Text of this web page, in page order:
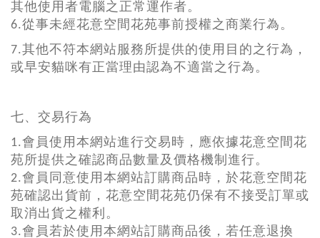
其他使用者電腦之正常運作者。
6.從事未經花意空間花苑事前授權之商業行為。
7.其他不符本網站服務所提供的使用目的之行為，
或早安貓咪有正當理由認為不適當之行為。
七、交易行為
1.會員使用本網站進行交易時，應依據花意空間花
苑所提供之確認商品數量及價格機制進行。
2.會員同意使用本網站訂購商品時，於花意空間花
苑確認出貨前，花意空間花苑仍保有不接受訂單或
取消出貨之權利。
3.會員若於使用本網站訂購商品後，若任意退換